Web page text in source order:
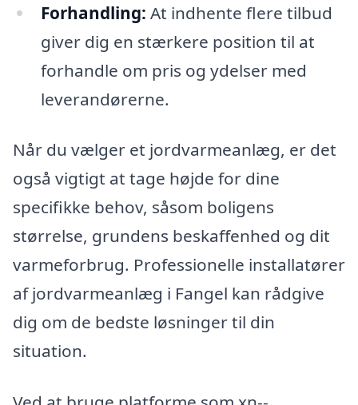
Forhandling: At indhente flere tilbud
giver dig en stærkere position til at
forhandle om pris og ydelser med
leverandørerne.
Når du vælger et jordvarmeanlæg, er det
også vigtigt at tage højde for dine
specifikke behov, såsom boligens
størrelse, grundens beskaffenhed og dit
varmeforbrug. Professionelle installatører
af jordvarmeanlæg i Fangel kan rådgive
dig om de bedste løsninger til din
situation.